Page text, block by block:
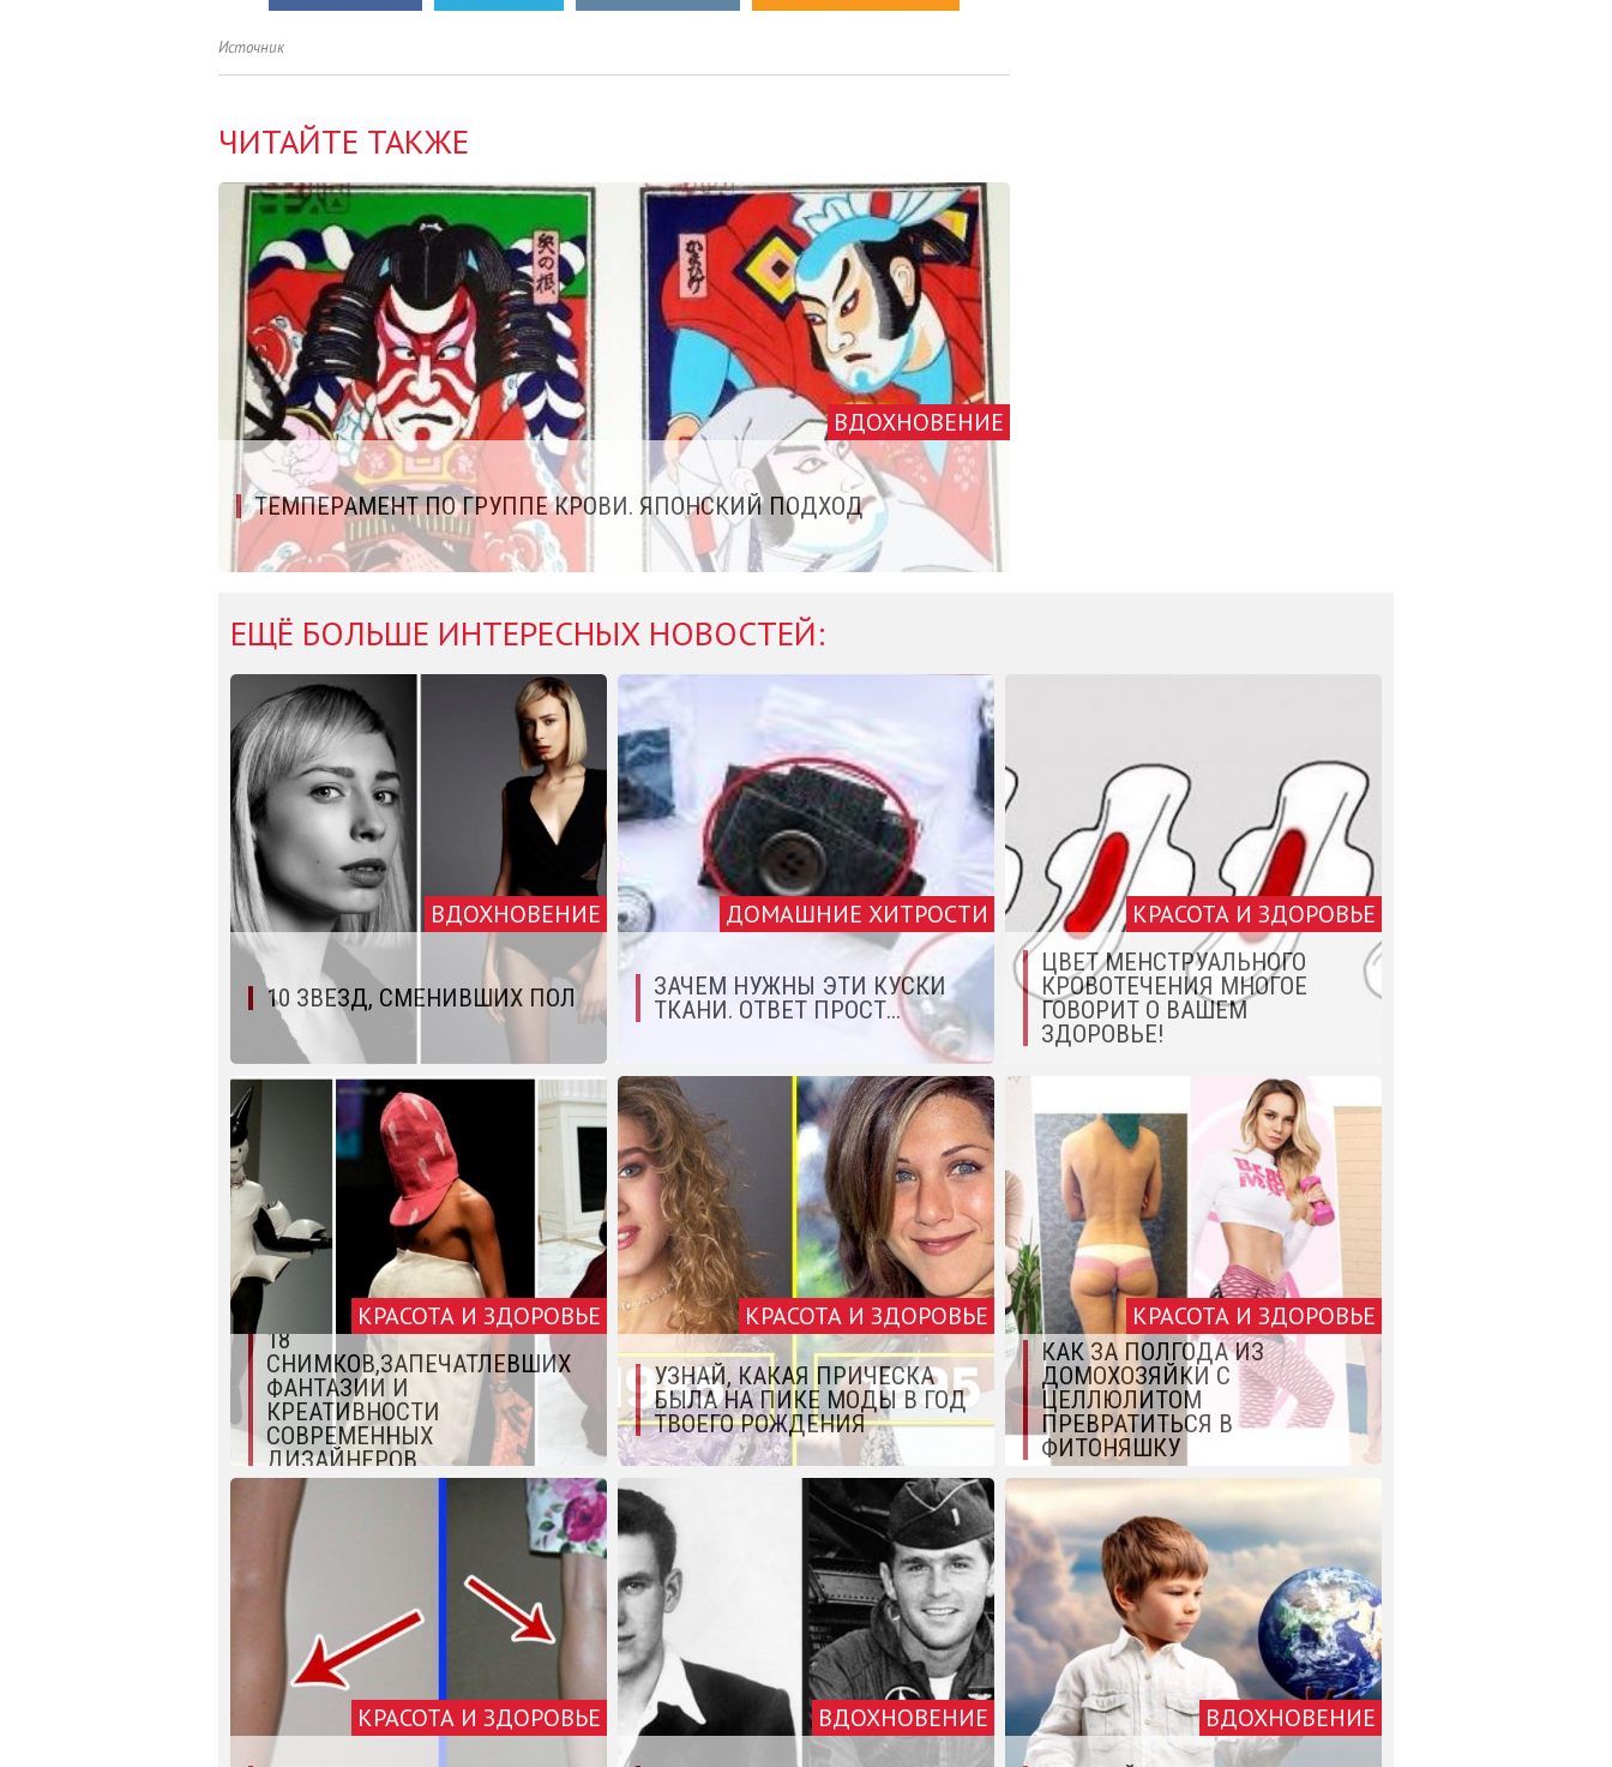
Источник
ЧИТАЙТЕ ТАКЖЕ
ВДОХНОВЕНИЕ
ТЕМПЕРАМЕНТ ПО ГРУППЕ КРОВИ. ЯПОНСКИЙ ПОДХОД
ЕЩЁ БОЛЬШЕ ИНТЕРЕСНЫХ НОВОСТЕЙ:
ВДОХНОВЕНИЕ
10 ЗВЕЗД, СМЕНИВШИХ ПОЛ
ДОМАШНИЕ ХИТРОСТИ
ЗАЧЕМ НУЖНЫ ЭТИ КУСКИ
ТКАНИ. ОТВЕТ ПРОСТ...
КРАСОТА И ЗДОРОВЬЕ
ЦВЕТ МЕНСТРУАЛЬНОГО
КРОВОТЕЧЕНИЯ МНОГОЕ
ГОВОРИТ О ВАШЕМ
ЗДОРОВЬЕ!
КРАСОТА И ЗДОРОВЬЕ
18
СНИМКОВ,ЗАПЕЧАТЛЕВШИХ
ФАНТАЗИИ И
КРЕАТИВНОСТИ
СОВРЕМЕННЫХ
ДИЗАЙНЕРОВ
КРАСОТА И ЗДОРОВЬЕ
УЗНАЙ, КАКАЯ ПРИЧЕСКА
БЫЛА НА ПИКЕ МОДЫ В ГОД
ТВОЕГО РОЖДЕНИЯ
КРАСОТА И ЗДОРОВЬЕ
КАК ЗА ПОЛГОДА ИЗ
ДОМОХОЗЯЙКИ С
ЦЕЛЛЮЛИТОМ
ПРЕВРАТИТЬСЯ В
ФИТОНЯШКУ
КРАСОТА И ЗДОРОВЬЕ ВДОХНОВЕНИЕ ВДОХНОВЕНИЕ